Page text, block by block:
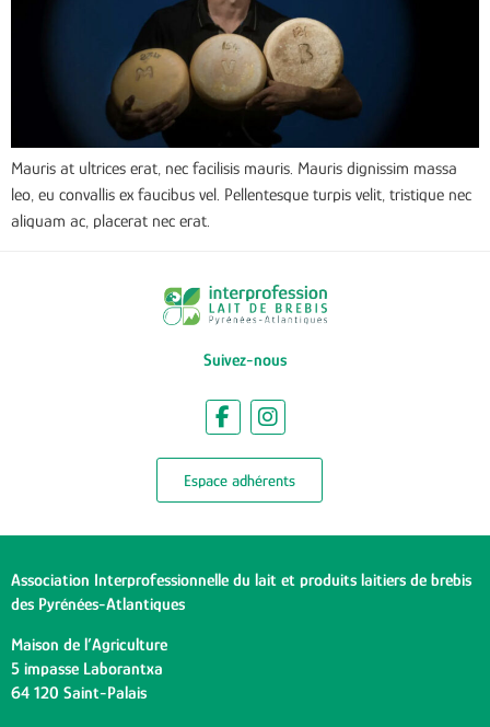
Mauris at ultrices erat, nec facilisis mauris. Mauris dignissim massa
leo, eu convallis ex faucibus vel. Pellentesque turpis velit, tristique nec
aliquam ac, placerat nec erat.
Suivez-nous
Espace adhérents
Association Interprofessionnelle du lait et produits laitiers de brebis
des Pyrénées-Atlantiques
Maison de l’Agriculture
5 impasse Laborantxa
64 120 Saint-Palais